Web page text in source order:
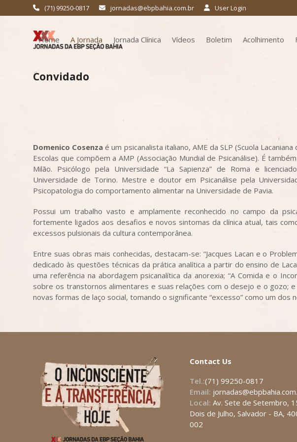
to
(71) 99250-0817 jornadas@ebpbahia.com.br User Login
Home A Jornada Jornada Clínica Vídeos Boletim Acolhimento
Convidado
Domenico Cosenza é um psicanalista italiano, AME da SLP (Scuola
Escolas que compõem a AMP (Associação Mundial de Psicanálise). É
Milão. Psicólogo pela Universidade “La Sapienza” de Roma e
Universidade de Torino. Mestre e doutor em Psicanálise pela
Psicopatologia do comportamento alimentar na Universidade de Pavia.
Possui um trabalho vasto e amplamente reconhecido no campo da
fortemente ligados aos desafios e novos sintomas da clínica atual, tais
excessos pulsionais da cultura contemporânea.
Entre suas obras mais conhecidas, destacam-se: “Jacques Lacan e o
dedicado às questões técnicas da prática analítica a partir do ensino de
uma referência na abordagem psicanalítica da anorexia; “A Comida e o
sobre os transtornos alimentares e suas relações com o desejo e o gozo; e
novas formas de laço social, tomando o significante “excesso” como um dos
Contact Us
Tel.:(71) 99250-0817
Email:
Local: Av. Sete de Setembro,
Dois de Julho, Salvador - BA,
002